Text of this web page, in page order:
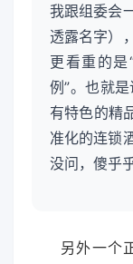
我跟组委会
透露名字）
更看重的是
例”。也就
有特色的精
准化的连锁
没问，傻乎
另外一个